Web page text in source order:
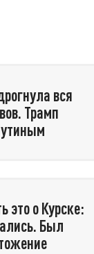
вся
Трамп
это о Курске:
Был